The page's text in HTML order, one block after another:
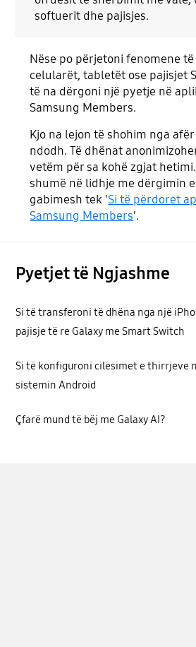
softuerit dhe pajisjes.
Nëse po përjetoni fenomene
celularët, tabletët ose pajisjet
të na dërgoni një pyetje në
Samsung Members.
Kjo na lejon të shohim nga
ndodh. Të dhënat
vetëm për sa kohë zgjat
shumë në lidhje me dërgimin
gabimesh tek 'Si të përdoret
Samsung Members'.
Pyetjet të Ngjashme
Si të transferoni të dhëna nga një
pajisje të re Galaxy me Smart Switch
Si të konfiguroni cilësimet e thirrjeve
sistemin Android
Çfarë mund të bëj me Galaxy AI?